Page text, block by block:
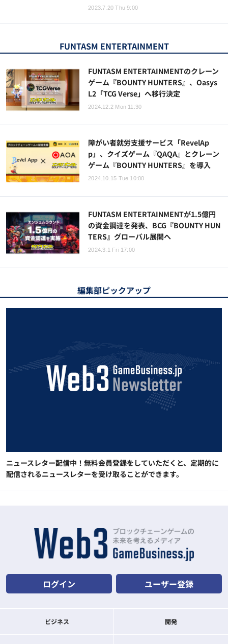
2023.7.20 Thu 9:00
FUNTASM ENTERTAINMENT
FUNTASM ENTERTAINMENTのクレーン
ゲーム『BOUNTY HUNTERS』、Oasys
L2「TCG Verse」へ移行決定
2024.12.2 Mon 11:30
障がい者就労支援サービス「RevelAp
p」、クイズゲーム『QAQA』とクレーン
ゲーム『BOUNTY HUNTERS』を導入
2024.10.15 Tue 10:00
FUNTASM ENTERTAINMENTが1.5億円
の資金調達を発表、BCG『BOUNTY HUN
TERS』グローバル展開へ
2024.3.1 Fri 17:00
編集部ピックアップ
ニュースレター配信中！無料会員登録をしていただくと、定期的に
配信されるニュースレターを受け取ることができます。
ログイン ユーザー登録
ビジネス 開発